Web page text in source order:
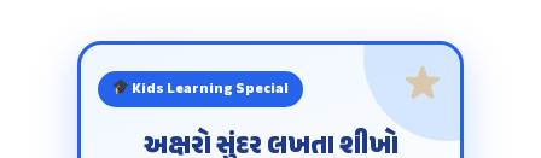
Kids Learning Special
અક્ષરો સુંદર લખતા શીખો